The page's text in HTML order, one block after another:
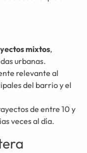
mixtos,
urbanas.
relevante al
del barrio y el
de entre 10 y
veces al día.